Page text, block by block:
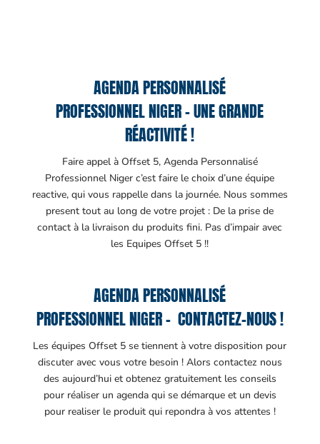
AGENDA PERSONNALISÉ
PROFESSIONNEL NIGER – UNE GRANDE
RÉACTIVITÉ !
Faire appel à Offset 5, Agenda Personnalisé
Professionnel Niger c’est faire le choix d’une équipe
reactive, qui vous rappelle dans la journée. Nous sommes
present tout au long de votre projet : De la prise de
contact à la livraison du produits fini. Pas d’impair avec
les Equipes Offset 5 !!
AGENDA PERSONNALISÉ
PROFESSIONNEL NIGER – CONTACTEZ-NOUS !
Les équipes Offset 5 se tiennent à votre disposition pour
discuter avec vous votre besoin ! Alors contactez nous
des aujourd’hui et obtenez gratuitement les conseils
pour réaliser un agenda qui se démarque et un devis
pour realiser le produit qui repondra à vos attentes !